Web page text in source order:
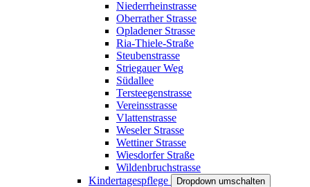
Niederrheinstrasse
Oberrather Strasse
Opladener Strasse
Ria-Thiele-Straße
Steubenstrasse
Striegauer Weg
Südallee
Tersteegenstrasse
Vereinsstrasse
Vlattenstrasse
Weseler Strasse
Wettiner Strasse
Wiesdorfer Straße
Wildenbruchstrasse
Kindertagespflege
Dropdown umschalten